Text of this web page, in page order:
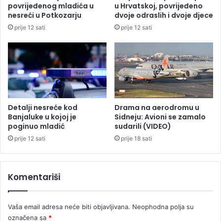
t
o
r
i
m
a
u
S
r
s
k
o
i
a
š
v
u
z
a
p
r
e
v
r
u
u
ž
povrijeđenog mladića u
nesreći u Potkozarju
prije 12 sati
u Hrvatskoj, povrijeđeno
dvoje odraslih i dvoje djece
prije 12 sati
Detalji nesreće kod
Banjaluke u kojoj je
poginuo mladić
prije 12 sati
Drama na aerodromu u
Sidneju: Avioni se zamalo
sudarili (VIDEO)
prije 18 sati
Komentariši
Vaša email adresa neće biti objavljivana. Neophodna polja su
označena sa *